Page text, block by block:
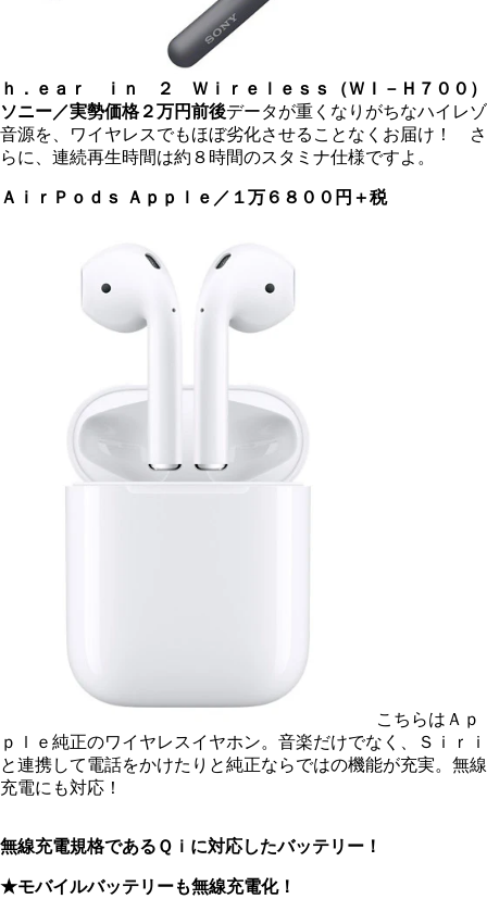
ｈ．ｅａｒ ｉｎ ２ Ｗｉｒｅｌｅｓｓ（ＷＩ－Ｈ７００）
ソニー／実勢価格２万円前後データが重くなりがちなハイレゾ
音源を、ワイヤレスでもほぼ劣化させることなくお届け！ さ
らに、連続再生時間は約８時間のスタミナ仕様ですよ。
ＡｉｒＰｏｄｓ Ａｐｐｌｅ／１万６８００円＋税
こちらはＡｐ
ｐｌｅ純正のワイヤレスイヤホン。音楽だけでなく、Ｓｉｒｉ
と連携して電話をかけたりと純正ならではの機能が充実。無線
充電にも対応！
無線充電規格であるＱｉに対応したバッテリー！
★モバイルバッテリーも無線充電化！